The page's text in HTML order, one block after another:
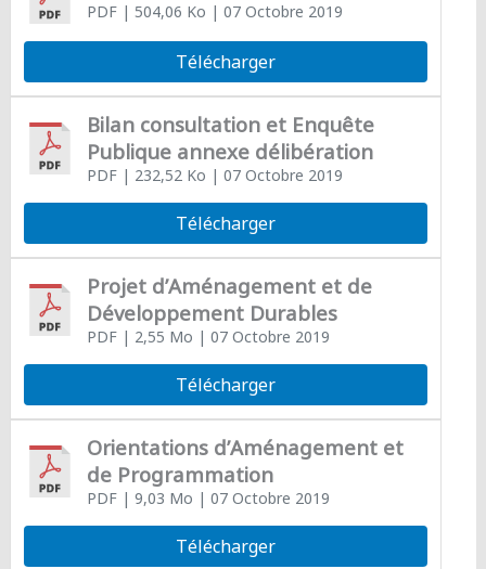
PDF| 504,06 Ko | 07 Octobre 2019
Télécharger
Bilan consultation et Enquête
Publique annexe délibération
PDF| 232,52 Ko | 07 Octobre 2019
Télécharger
Projet d’Aménagement et de
Développement Durables
PDF| 2,55 Mo | 07 Octobre 2019
Télécharger
Orientations d’Aménagement et
de Programmation
PDF| 9,03 Mo | 07 Octobre 2019
Télécharger